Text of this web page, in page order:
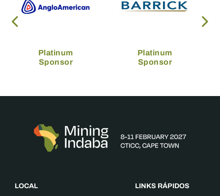
Platinum
Sponsor
Platinum
Sponsor
LOCAL
LINKS RÁPIDOS